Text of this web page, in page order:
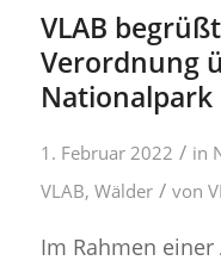
VLAB
Verordnung
Nationalpark
1. Februar 2022 / in
VLAB, Wälder / von
Im Rahmen